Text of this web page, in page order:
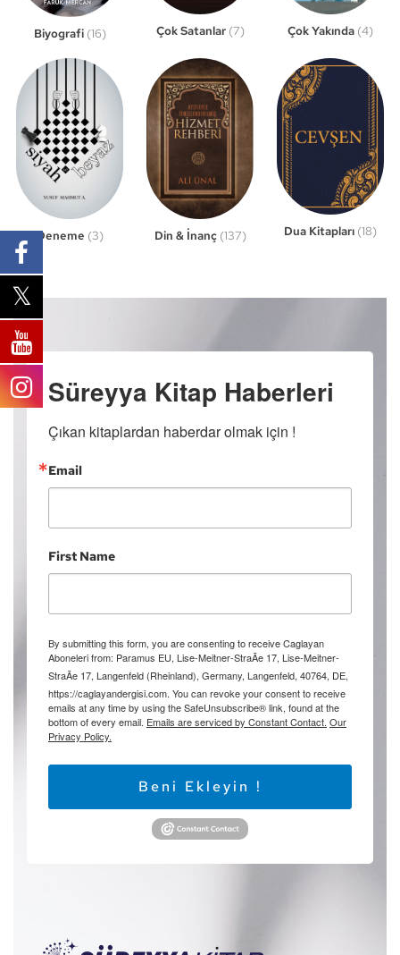
Biyografi (16) Çok Satanlar (7) Çok Yakında (4)
Deneme (3) Din & İnanç (137) Dua Kitapları (18)
Süreyya Kitap Haberleri
Çıkan kitaplardan haberdar olmak için !
Email
First Name
By submitting this form, you are consenting to receive Caglayan
Aboneleri from: Paramus EU, Lise-Meitner-StraÃe 17, Lise-Meitner-
StraÃe 17, Langenfeld (Rheinland), Germany, Langenfeld, 40764, DE,
https://caglayandergisi.com. You can revoke your consent to receive
emails at any time by using the SafeUnsubscribe® link, found at the
bottom of every email. Emails are serviced by Constant Contact. Our
Privacy Policy.
Beni Ekleyin !